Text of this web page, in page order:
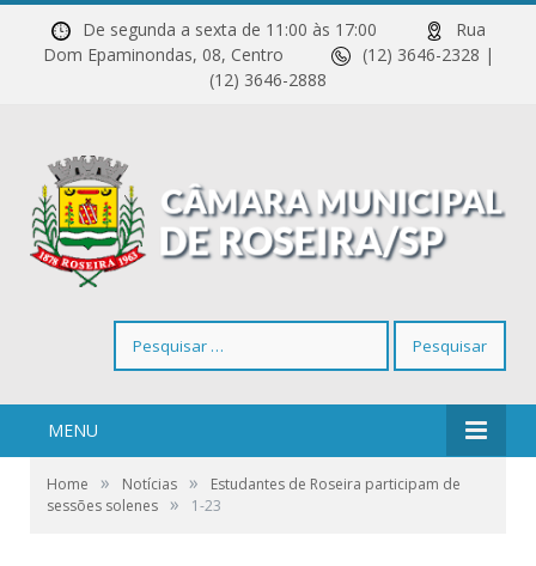
De segunda a sexta de 11:00 às 17:00
Rua
Dom Epaminondas, 08, Centro
(12) 3646-2328 |
(12) 3646-2888
por:
MENU
Home » Notícias »
Estudantes de Roseira participam de
sessões solenes » 1-23